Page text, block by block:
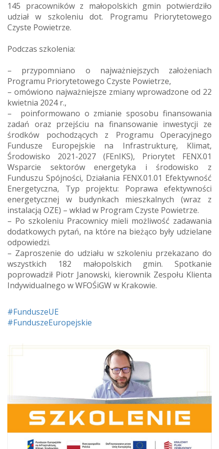
145 pracowników z małopolskich gmin potwierdziło
udział w szkoleniu dot. Programu Priorytetowego
Czyste Powietrze.
Podczas szkolenia:
– przypomniano o najważniejszych założeniach
Programu Priorytetowego Czyste Powietrze,
– omówiono najważniejsze zmiany wprowadzone od 22
kwietnia 2024 r.,
–
poinformowano o zmianie sposobu finansowania
zadań oraz przejściu na finansowanie inwestycji ze
środków pochodzących z Programu Operacyjnego
Fundusze Europejskie na Infrastrukturę, Klimat,
Środowisko 2021-2027 (FEnIKS), Priorytet FENX.01
Wsparcie sektorów energetyka i środowisko z
Funduszu Spójności, Działania FENX.01.01 Efektywność
Energetyczna, Typ projektu: Poprawa efektywności
energetycznej w budynkach mieszkalnych (wraz z
instalacją OZE) – wkład w Program Czyste Powietrze.
– Po szkoleniu Pracownicy mieli możliwość zadawania
dodatkowych pytań, na które na bieżąco były udzielane
odpowiedzi.
– Zaproszenie do udziału w szkoleniu przekazano do
wszystkich 182 małopolskich gmin. Spotkanie
poprowadził Piotr Janowski, kierownik Zespołu Klienta
Indywidualnego w WFOŚiGW w Krakowie.
#FunduszeUE
#FunduszeEuropejskie